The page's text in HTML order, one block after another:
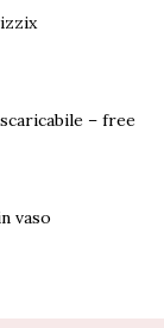
– free
vaso